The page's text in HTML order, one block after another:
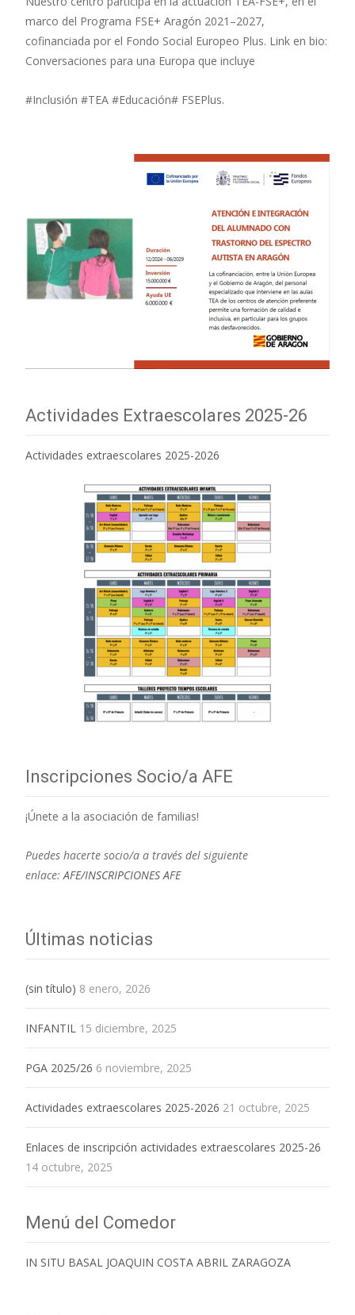
marco del Programa FSE+ Aragón 2021–2027,
cofinanciada por el Fondo Social Europeo Plus. Link en bio:
Conversaciones para una Europa que incluye
#Inclusión #TEA #Educación# FSEPlus.
Actividades Extraescolares 2025-26
Actividades extraescolares 2025-2026
Inscripciones Socio/a AFE
¡Únete a la asociación de familias!
Puedes hacerte socio/a a través del siguiente
enlace:AFE/INSCRIPCIONES AFE
Últimas noticias
(sin título) 8 enero, 2026
INFANTIL 15 diciembre, 2025
PGA 2025/26 6 noviembre, 2025
Actividades extraescolares 2025-2026 21 octubre, 2025
Enlaces de inscripción actividades extraescolares 2025-26
14 octubre, 2025
Menú del Comedor
IN SITU BASAL JOAQUIN COSTA ABRIL ZARAGOZA